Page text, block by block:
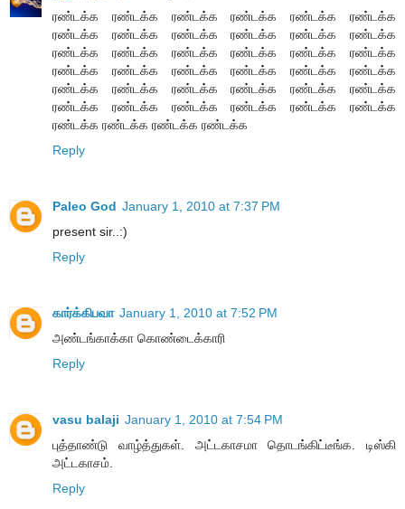
ரண்டக்க ரண்டக்க ரண்டக்க ரண்டக்க ரண்டக்க ரண்டக்க
ரண்டக்க ரண்டக்க ரண்டக்க ரண்டக்க ரண்டக்க ரண்டக்க
ரண்டக்க ரண்டக்க ரண்டக்க ரண்டக்க ரண்டக்க ரண்டக்க
ரண்டக்க ரண்டக்க ரண்டக்க ரண்டக்க ரண்டக்க ரண்டக்க
ரண்டக்க ரண்டக்க ரண்டக்க ரண்டக்க ரண்டக்க ரண்டக்க
ரண்டக்க ரண்டக்க ரண்டக்க ரண்டக்க ரண்டக்க ரண்டக்க
ரண்டக்க ரண்டக்க ரண்டக்க ரண்டக்க
Reply
Paleo God January 1, 2010 at 7:37 PM
present sir..:)
Reply
கார்க்கிபவா January 1, 2010 at 7:52 PM
அண்டங்காக்கா கொண்டைக்காரி
Reply
vasu balaji January 1, 2010 at 7:54 PM
புத்தாண்டு வாழ்த்துகள். அட்டகாசமா தொடங்கிட்டீங்க. டிஸ்கி
அட்டகாசம்.
Reply